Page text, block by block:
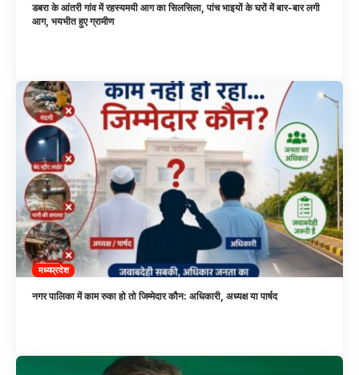
डबरा के आंतरी गांव में रहस्यमयी आग का सिलसिला, पांच भाइयों के घरों में बार-बार लगी
आग, भयभीत हुए ग्रामीण
मध्यप्रदेश
नगर पालिका में काम रुका हो तो जिम्मेदार कौन: अधिकारी, अध्यक्ष या पार्षद